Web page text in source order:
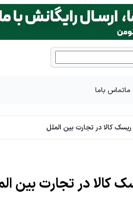
ماتماس باما
کالا در تجارت بین الملل
کالا در تجارت بین